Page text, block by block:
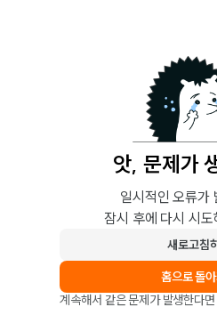
앗, 문제가
일시적인 오류가
잠시 후에 다시 시
새로고침
홈으로 돌
계속해서 같은 문제가 발생한다면